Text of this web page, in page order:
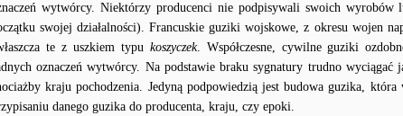
wytwórcy. Niektórzy producenci nie podpisywali swoich
swojej działalności). Francuskie guziki wojskowe, z okresu wojen
te z uszkiem typu koszyczek. Współczesne, cywilne guziki
oznaczeń wytwórcy. Na podstawie braku sygnatury trudno
kraju pochodzenia. Jedyną podpowiedzią jest budowa guzika,
danego guzika do producenta, kraju, czy epoki.